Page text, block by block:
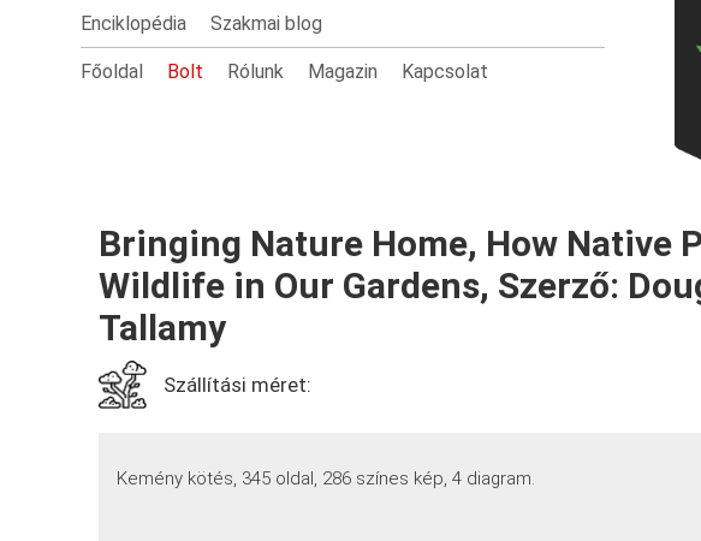
Enciklopédia Szakmai blog
Főoldal Bolt Rólunk Magazin Kapcsolat
Bringing Nature Home, How Native
Wildlife in Our Gardens, Szerző:
Tallamy
Szállítási méret:
Kemény kötés, 345 oldal, 286 színes kép, 4 diagram.